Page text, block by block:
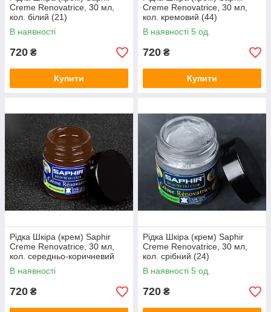
Creme Renovatrice, 30 мл,
кол. білий (21)
В наявності
720 ₴
Купити
Creme Renovatrice, 30 мл,
кол. кремовий (44)
В наявності 5 од.
720 ₴
Купити
Рідка Шкіра (крем) Saphir
Creme Renovatrice, 30 мл,
кол. середньо-коричневий
(37)
В наявності
720 ₴
Рідка Шкіра (крем) Saphir
Creme Renovatrice, 30 мл,
кол. срібний (24)
В наявності 5 од.
720 ₴